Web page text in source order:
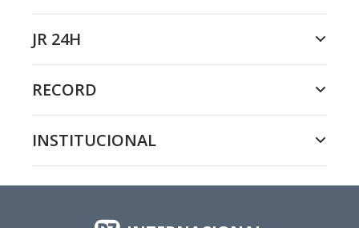
JR 24H
RECORD
INSTITUCIONAL